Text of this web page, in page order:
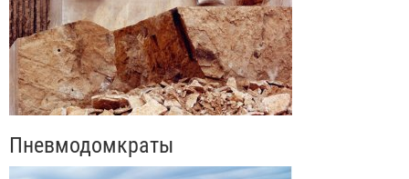
Пневмодомкраты